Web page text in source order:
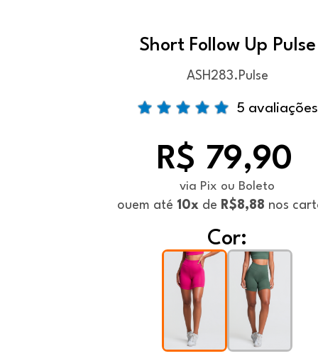
Short Follow Up Pulse
ASH283.Pulse
5 avaliações
R$ 79,90
via Pix ou Boleto
ouem até 10x de R$8,88 nos
Cor: